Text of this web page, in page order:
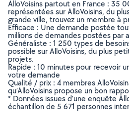
AlloVoisins partout en France : 35
représentées sur AlloVoisins, du
grande ville, trouvez un membre à
Efficace : Une demande postée
millions de demandes postées par
Généraliste : 1 250 types de
possible sur AlloVoisins, du plus
projets.
Rapide : 10 minutes pour recevoir
votre demande
Qualité / prix : 4 membres
qu’AlloVoisins propose un bon
* Données issues d’une enquête
échantillon de 5 671 personnes